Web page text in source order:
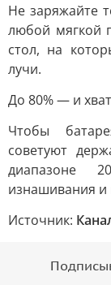
Не заряжайте
любой мягкой
стол, на
лучи.
До 80% — и
Чтобы
советуют
диапазоне
изнашивания и
Источник: